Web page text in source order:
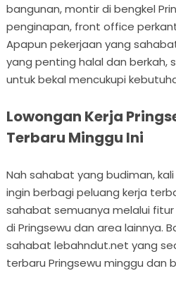
bangunan, montir di bengkel
penginapan, front office
Apapun pekerjaan yang
yang penting halal dan berkah,
untuk bekal mencukupi
Lowongan Kerja
Terbaru Minggu Ini
Nah sahabat yang budiman,
ingin berbagi peluang kerja
sahabat semuanya melalui
di Pringsewu dan area lainnya.
sahabat lebahndut.net yang
terbaru Pringsewu minggu dan